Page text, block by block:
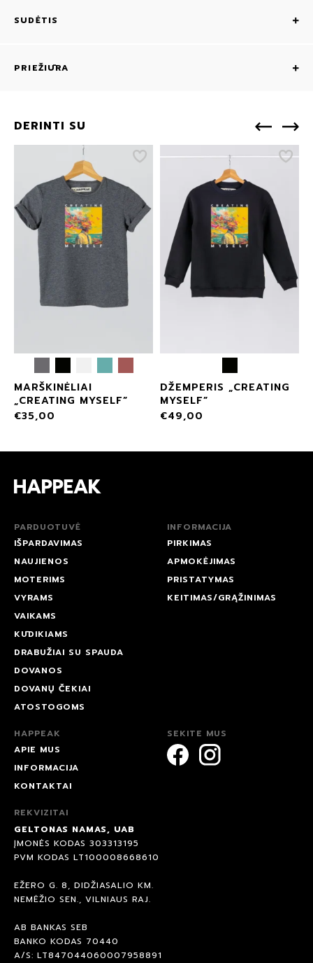
SUDĖTIS
PRIEŽIŪRA
DERINTI SU
MARŠKINĖLIAI
„CREATING MYSELF”
€35,00
DŽEMPERIS „CREATING
MYSELF”
€49,00
PARDUOTUVĖ
IŠPARDAVIMAS
NAUJIENOS
MOTERIMS
VYRAMS
VAIKAMS
KŪDIKIAMS
DRABUŽIAI SU SPAUDA
DOVANOS
DOVANŲ ČEKIAI
ATOSTOGOMS
INFORMACIJA
PIRKIMAS
APMOKĖJIMAS
PRISTATYMAS
KEITIMAS/GRĄŽINIMAS
HAPPEAK
APIE MUS
INFORMACIJA
KONTAKTAI
SEKITE MUS
REKVIZITAI
GELTONAS NAMAS, UAB
ĮMONĖS KODAS 303313195
PVM KODAS LT100008668610
EŽERO G. 8, DIDŽIASALIO KM.
NEMĖŽIO SEN., VILNIAUS RAJ.
AB BANKAS SEB
BANKO KODAS 70440
A/S: LT847044060007958891